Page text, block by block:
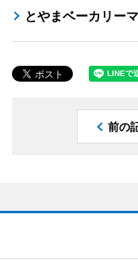
とやまベーカリー
前の